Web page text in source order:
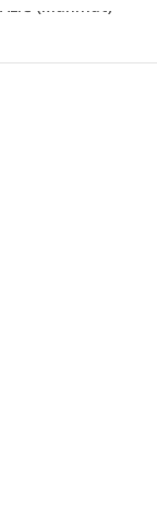
Juventus
(rođ.